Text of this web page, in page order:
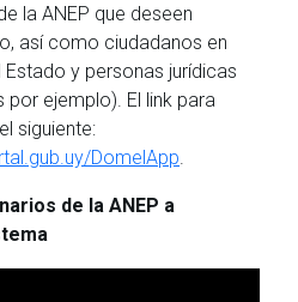
la ANEP que deseen
así como ciudadanos en
y personas jurídicas
ejemplo). El link para
siguiente:
DomelApp.
de la ANEP a